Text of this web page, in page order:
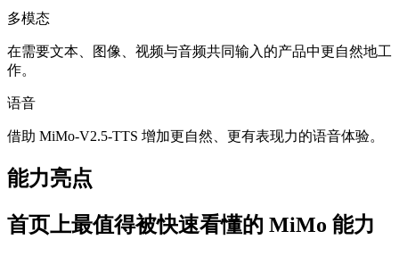
多模态
在需要文本、图像、视频与音频共同输入的产品中更自然地工
作。
语音
借助 MiMo-V2.5-TTS 增加更自然、更有表现力的语音体验。
能力亮点
首页上最值得被快速看懂的 MiMo 能力